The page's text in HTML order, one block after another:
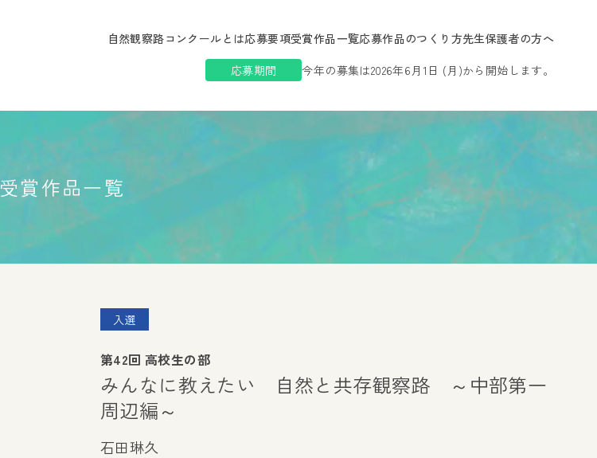
自然観察路コンクールとは応募要項受賞作品一覧応募作品のつくり方先生保護者の方へ
応募期間
今年の募集は2026年6月1日 (月)から開始します。
受賞作品一覧
入選
第42回 高校生の部
みんなに教えたい 自然と共存観察路 ～中部第一
周辺編～
石田琳久